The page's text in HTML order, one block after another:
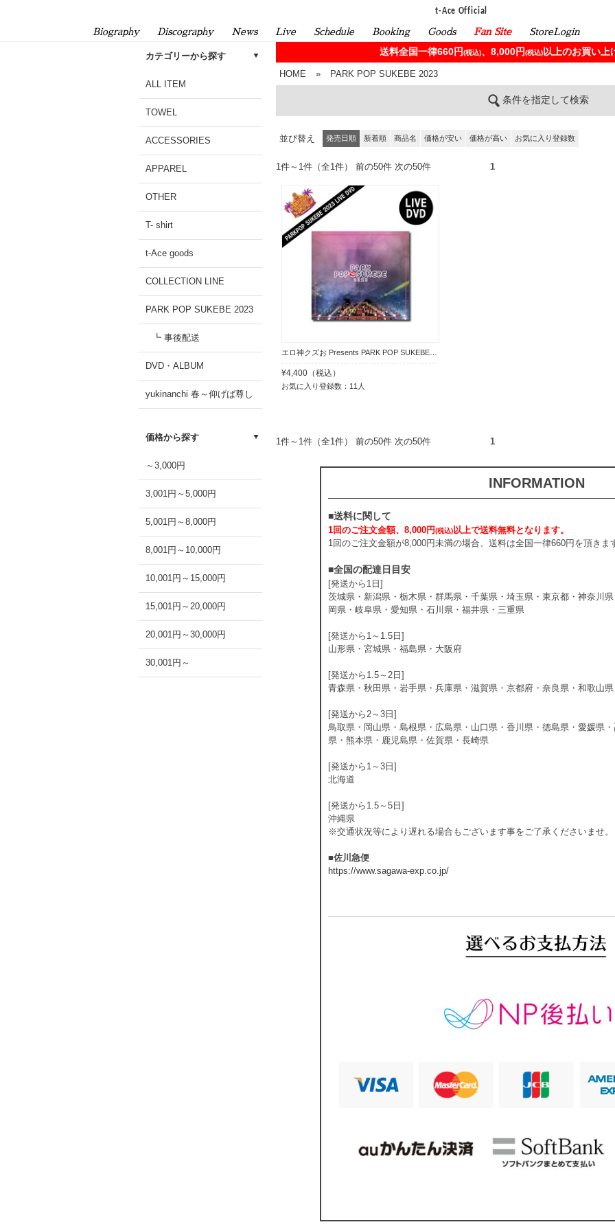
t-Ace Official
Biography Discography News Live Schedule Booking Goods Fan Site StoreLogin
カテゴリーから探す
ALL ITEM
TOWEL
ACCESSORIES
APPAREL
OTHER
T- shirt
t-Ace goods
COLLECTION LINE
PARK POP SUKEBE 2023
┗ 事後配送
DVD・ALBUM
yukinanchi 春～仰げば尊し
価格から探す
～3,000円
3,001円～5,000円
5,001円～8,000円
8,001円～10,000円
10,001円～15,000円
15,001円～20,000円
20,001円～30,000円
30,001円～
送料全国一律660円(税込)、8,000円(税込) 以上のお買い上
HOME » PARK POP SUKEBE 2023
条件を指定して検索
並び替え 発売日順 新着順 商品名 価格が安い 価格が高い お気に入り登録数
1件～1件（全1件） 前の50件 次の50件 1
¥4,400（税込）
お気に入り登録数：11人
1件～1件（全1件） 前の50件 次の50件 1
INFORMATION
■送料に関して
1回のご注文金額、8,000円(税込)以上で送料無料となります。
1回のご注文金額が8,000円未満の場合、送料は全国一律660円を頂きま
■全国の配達日目安
[発送から1日]
茨城県・新潟県・栃木県・群馬県・千葉県・埼玉県・東京都・神奈川
岡県・岐阜県・愛知県・石川県・福井県・三重県
[発送から1～1.5日]
山形県・宮城県・福島県・大阪府
[発送から1.5～2日]
青森県・秋田県・岩手県・兵庫県・滋賀県・京都府・奈良県・和歌山県
[発送から2～3日]
鳥取県・岡山県・島根県・広島県・山口県・香川県・徳島県・愛媛県
県・熊本県・鹿児島県・佐賀県・長崎県
[発送から1～3日]
北海道
[発送から1.5～5日]
沖縄県
※交通状況等により遅れる場合もございます事をご了承くださいませ。
■佐川急便
https://www.sagawa-exp.co.jp/